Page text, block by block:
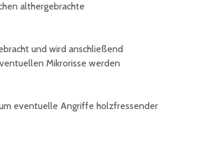
althergebrachte
und wird anschließend
Mikrorisse werden
eventuelle Angriffe holzfressender